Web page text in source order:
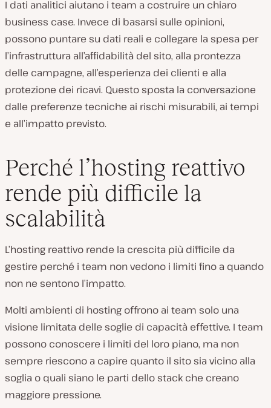
I dati analitici aiutano i team a costruire un chiaro
business case. Invece di basarsi sulle opinioni,
possono puntare su dati reali e collegare la spesa per
l’infrastruttura all’affidabilità del sito, alla prontezza
delle campagne, all’esperienza dei clienti e alla
protezione dei ricavi. Questo sposta la conversazione
dalle preferenze tecniche ai rischi misurabili, ai tempi
e all’impatto previsto.
Perché l’hosting reattivo
rende più difficile la
scalabilità
L’hosting reattivo rende la crescita più difficile da
gestire perché i team non vedono i limiti fino a quando
non ne sentono l’impatto.
Molti ambienti di hosting offrono ai team solo una
visione limitata delle soglie di capacità effettive. I team
possono conoscere i limiti del loro piano, ma non
sempre riescono a capire quanto il sito sia vicino alla
soglia o quali siano le parti dello stack che creano
maggiore pressione.